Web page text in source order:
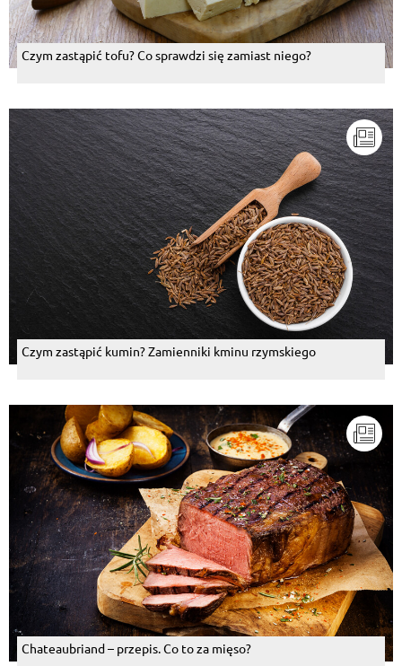
Czym zastąpić tofu? Co sprawdzi się zamiast niego?
Czym zastąpić kumin? Zamienniki kminu rzymskiego
Chateaubriand – przepis. Co to za mięso?